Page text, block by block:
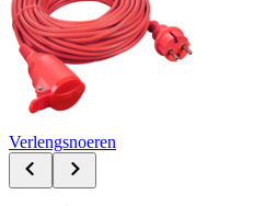
Verlengsnoeren